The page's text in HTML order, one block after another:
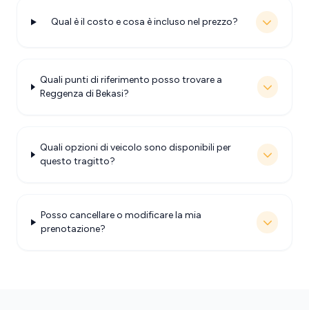
Qual è il costo e cosa è incluso nel prezzo?
Quali punti di riferimento posso trovare a
Reggenza di Bekasi?
Quali opzioni di veicolo sono disponibili per
questo tragitto?
Posso cancellare o modificare la mia
prenotazione?